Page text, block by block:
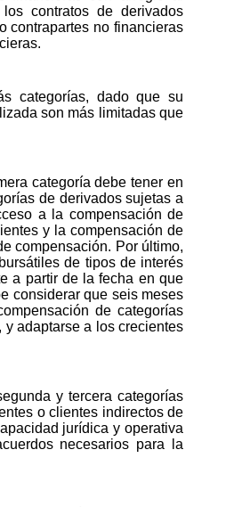
contratos de derivados
contrapartes no financieras
categorías, dado que su
son más limitadas que
categoría debe tener en
de derivados sujetas a
a la compensación de
y la compensación de
compensación. Por último,
de tipos de interés
a partir de la fecha en que
considerar que seis meses
de categorías
adaptarse a los crecientes
y tercera categorías
o clientes indirectos de
jurídica y operativa
necesarios para la